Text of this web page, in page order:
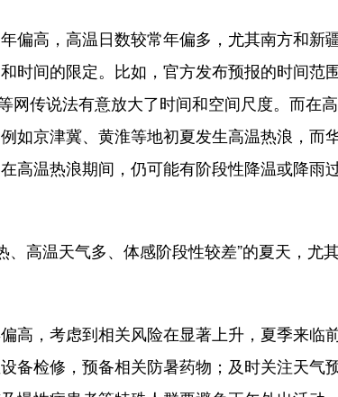
高，高温日数较常年偏多，尤其南方和新
时间的限定。比如，官方发布预报的时间范
网传说法有意放大了时间和空间尺度。而在
如京津冀、黄淮等地初夏发生高温热浪，而
高温热浪期间，仍可能有阶段性降温或降雨
高温天气多、体感阶段性较差”的夏天，尤
，考虑到相关风险在显著上升，夏季来临
备检修，预备相关防暑药物；及时关注天气